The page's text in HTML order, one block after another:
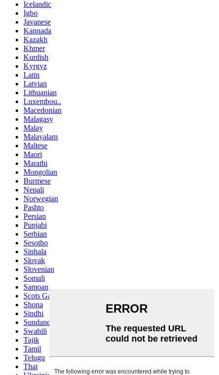
Icelandic
Igbo
Javanese
Kannada
Kazakh
Khmer
Kurdish
Kyrgyz
Latin
Latvian
Lithuanian
Luxembou..
Macedonian
Malagasy
Malay
Malayalam
Maltese
Maori
Marathi
Mongolian
Burmese
Nepali
Norwegian
Pashto
Persian
Punjabi
Serbian
Sesotho
Sinhala
Slovak
Slovenian
Somali
Samoan
Scots Gaelic
Shona
Sindhi
Sundanese
Swahili
Tajik
Tamil
Telugu
Thai